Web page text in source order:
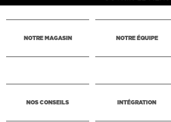
NOTRE MAGASIN NOTRE ÉQUIPE
NOS CONSEILS INTÉGRATION